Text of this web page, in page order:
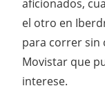
aficionados,
el otro en
para correr sin
Movistar que
interese.